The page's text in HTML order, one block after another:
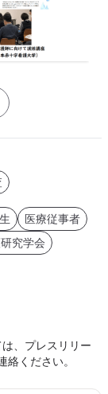
医療従事者
究学会
、プレスリリー
絡ください。